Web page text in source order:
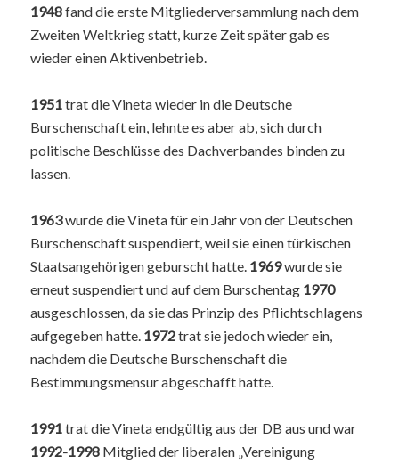
1948fand die erste Mitgliederversammlung nach dem
Zweiten Weltkrieg statt, kurze Zeit später gab es
wieder einen Aktivenbetrieb.
1951 trat die Vineta wieder in die Deutsche
Burschenschaft ein, lehnte es aber ab, sich durch
politische Beschlüsse des Dachverbandes binden zu
lassen.
1963wurde die Vineta für ein Jahr von der Deutschen
Burschenschaft suspendiert, weil sie einen türkischen
Staatsangehörigen geburscht hatte. 1969wurde sie
erneut suspendiert und auf dem Burschentag 1970
ausgeschlossen, da sie das Prinzip des Pflichtschlagens
aufgegeben hatte. 1972trat sie jedoch wieder ein,
nachdem die Deutsche Burschenschaft die
Bestimmungsmensur abgeschafft hatte.
1991 trat die Vineta endgültig aus der DB aus und war
1992-1998 Mitglied der liberalen „Vereinigung